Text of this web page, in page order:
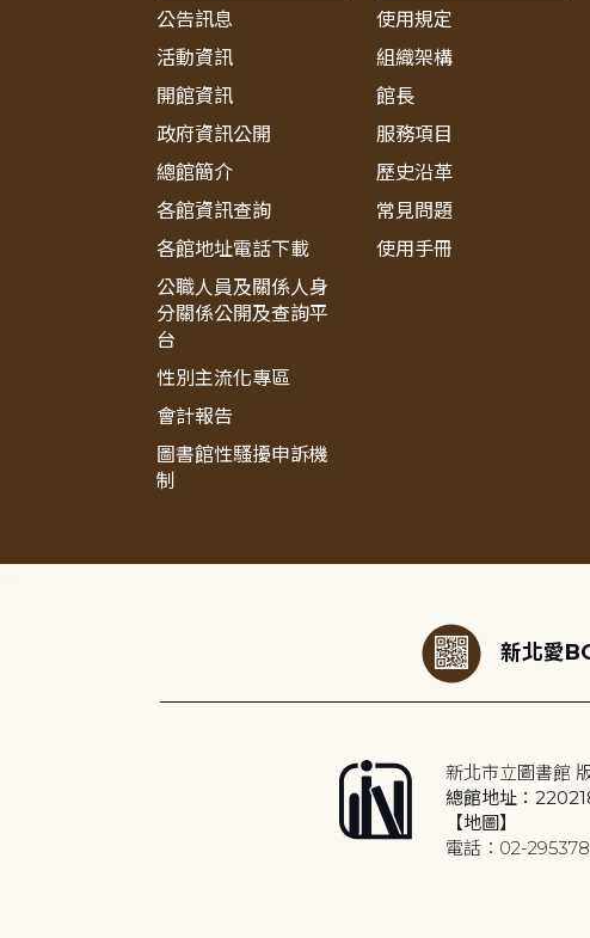
公告訊息
活動資訊
開館資訊
政府資訊公開
總館簡介
各館資訊查詢
各館地址電話下載
公職人員及關係人身
分關係公開及查詢平
台
性別主流化專區
會計報告
圖書館性騷擾申訴機
制
使用規定
組織架構
館長
服務項目
歷史沿革
常見問題
使用手冊
新北愛
新北市立圖書館
總館地址：
【地圖】
電話：02-